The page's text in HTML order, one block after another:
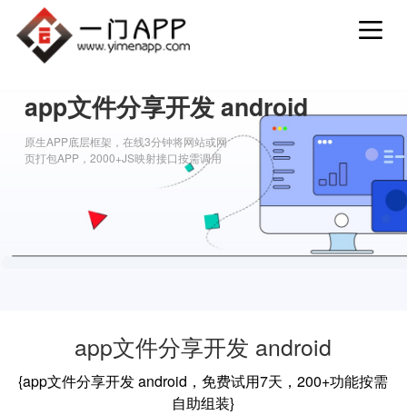
app文件分享开发 android
原生APP底层框架，在线3分钟将网站或网
页打包APP，2000+JS映射接口按需调用
app文件分享开发 android
{app文件分享开发 android，免费试用7天，200+功能按需
自助组装}